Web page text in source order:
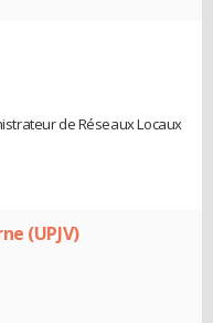
de Réseaux Locaux
(UPJV)